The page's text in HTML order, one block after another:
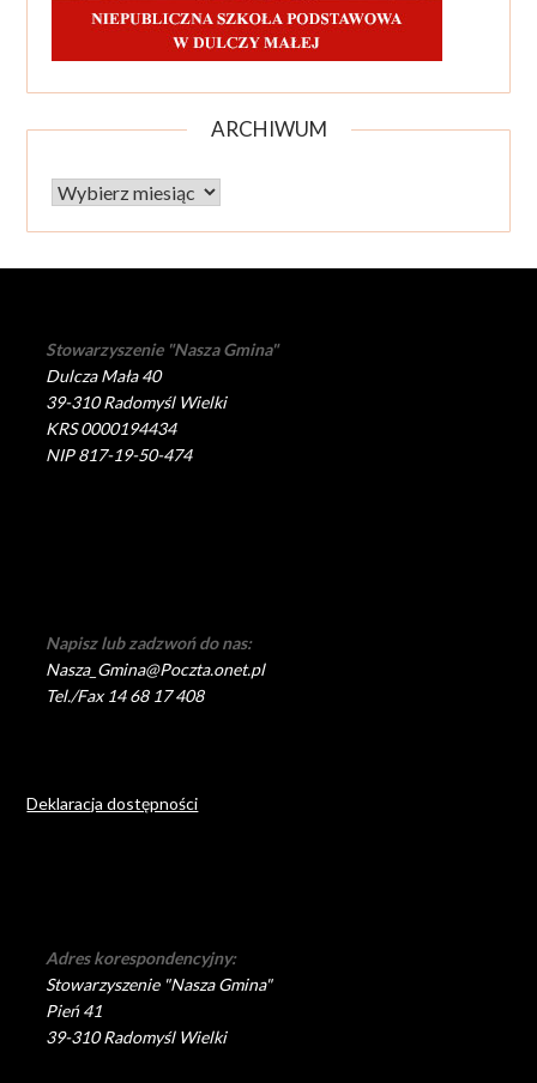
ARCHIWUM
Archiwum
Stowarzyszenie "Nasza Gmina"
Dulcza Mała 40
39-310 Radomyśl Wielki
KRS 0000194434
NIP 817-19-50-474
Napisz lub zadzwoń do nas:
Nasza_Gmina@Poczta.onet.pl
Tel./Fax 14 68 17 408
Deklaracja dostępności
Adres korespondencyjny:
Stowarzyszenie "Nasza Gmina"
Pień 41
39-310 Radomyśl Wielki